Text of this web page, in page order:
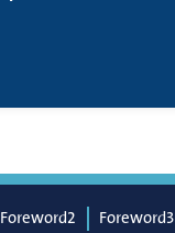
Foreword2 Foreword3